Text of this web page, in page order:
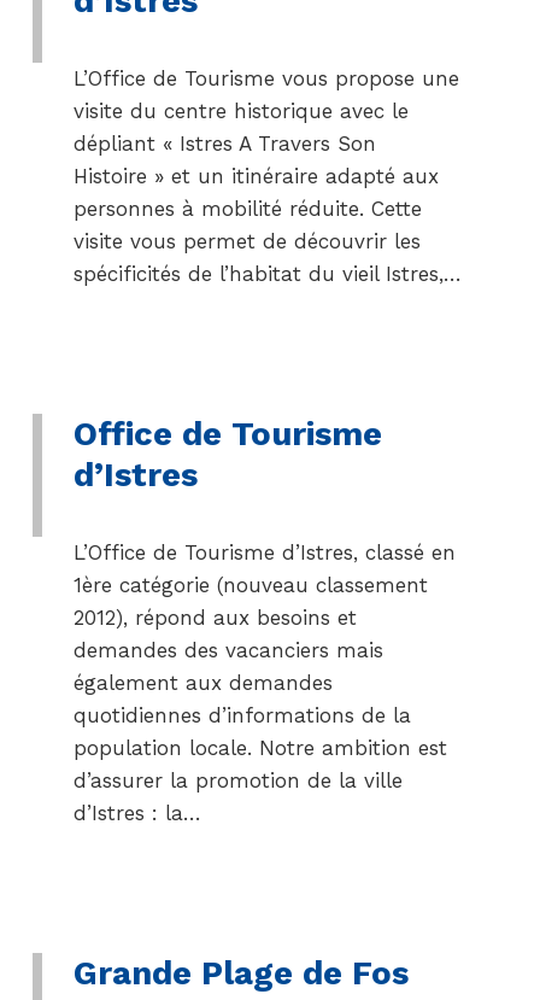
L’Office de Tourisme vous propose une
visite du centre historique avec le
dépliant « Istres A Travers Son
Histoire » et un itinéraire adapté aux
personnes à mobilité réduite. Cette
visite vous permet de découvrir les
spécificités de l’habitat du vieil Istres,…
Office de Tourisme
d’Istres
L’Office de Tourisme d’Istres, classé en
1ère catégorie (nouveau classement
2012), répond aux besoins et
demandes des vacanciers mais
également aux demandes
quotidiennes d’informations de la
population locale. Notre ambition est
d’assurer la promotion de la ville
d’Istres : la…
Grande Plage de Fos